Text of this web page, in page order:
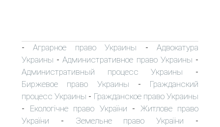
-Аграрное право Украины -Адвокатура
Украины -Административное право Украины -
Административный процесс Украины -
Биржевое право Украины - Гражданский
процесс Украины - Гражданское право Украины
- Екологічне право України - Житлове право
України - Земельне право України -